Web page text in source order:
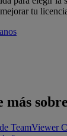
tu
más
TeamViewer